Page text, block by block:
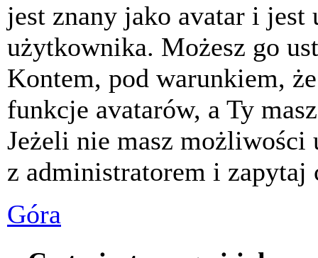
jest znany jako avatar i jest
użytkownika. Możesz go
Kontem, pod warunkiem,
funkcje avatarów, a Ty
Jeżeli nie masz możliwości
z administratorem i zapytaj
Góra